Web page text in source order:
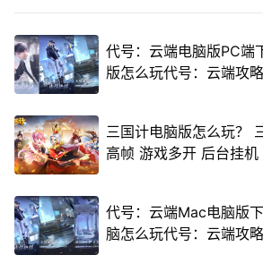
代号：云端电脑版PC端
版怎么玩代号：云端攻略
三国计电脑版怎么玩？
高帧 游戏多开 后台挂机
代号：云端Mac电脑版
脑怎么玩代号：云端攻略